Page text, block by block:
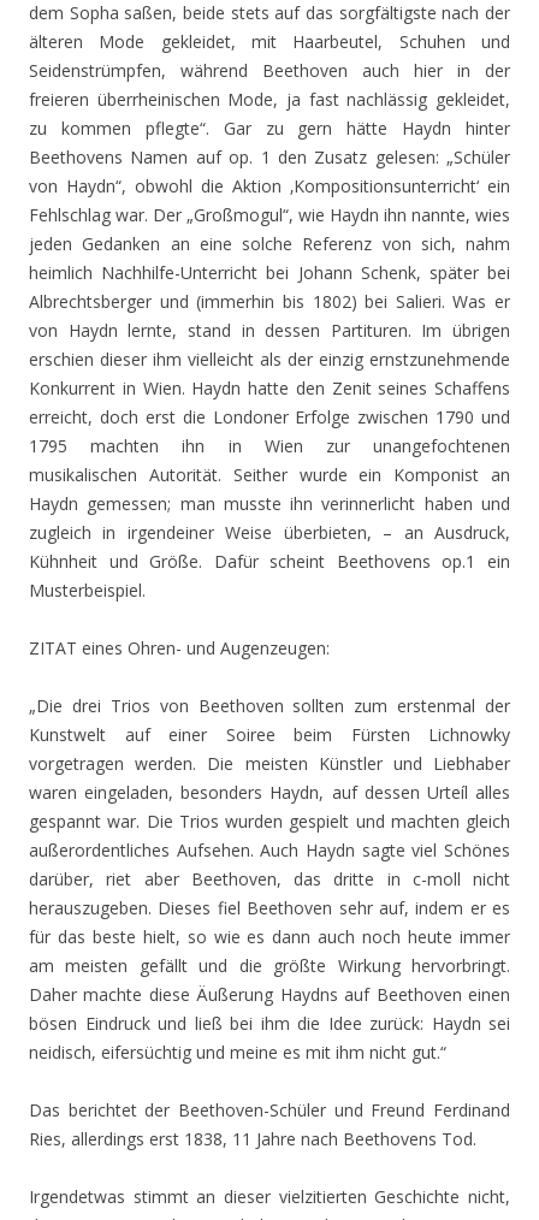
dem Sopha saßen, beide stets auf das sorgfältigste nach der
älteren Mode gekleidet, mit Haarbeutel, Schuhen und
Seidenstrümpfen, während Beethoven auch hier in der
freieren überrheinischen Mode, ja fast nachlässig gekleidet,
zu kommen pflegte“. Gar zu gern hätte Haydn hinter
Beethovens Namen auf op. 1 den Zusatz gelesen: „Schüler
von Haydn“, obwohl die Aktion ‚Kompositionsunterricht‘ ein
Fehlschlag war. Der „Großmogul“, wie Haydn ihn nannte, wies
jeden Gedanken an eine solche Referenz von sich, nahm
heimlich Nachhilfe-Unterricht bei Johann Schenk, später bei
Albrechtsberger und (immerhin bis 1802) bei Salieri. Was er
von Haydn lernte, stand in dessen Partituren. Im übrigen
erschien dieser ihm vielleicht als der einzig ernstzunehmende
Konkurrent in Wien. Haydn hatte den Zenit seines Schaffens
erreicht, doch erst die Londoner Erfolge zwischen 1790 und
1795 machten ihn in Wien zur unangefochtenen
musikalischen Autorität. Seither wurde ein Komponist an
Haydn gemessen; man musste ihn verinnerlicht haben und
zugleich in irgendeiner Weise überbieten, – an Ausdruck,
Kühnheit und Größe. Dafür scheint Beethovens op.1 ein
Musterbeispiel.
ZITAT eines Ohren- und Augenzeugen:
„Die drei Trios von Beethoven sollten zum erstenmal der
Kunstwelt auf einer Soiree beim Fürsten Lichnowky
vorgetragen werden. Die meisten Künstler und Liebhaber
waren eingeladen, besonders Haydn, auf dessen Urteíl alles
gespannt war. Die Trios wurden gespielt und machten gleich
außerordentliches Aufsehen. Auch Haydn sagte viel Schönes
darüber, riet aber Beethoven, das dritte in c-moll nicht
herauszugeben. Dieses fiel Beethoven sehr auf, indem er es
für das beste hielt, so wie es dann auch noch heute immer
am meisten gefällt und die größte Wirkung hervorbringt.
Daher machte diese Äußerung Haydns auf Beethoven einen
bösen Eindruck und ließ bei ihm die Idee zurück: Haydn sei
neidisch, eifersüchtig und meine es mit ihm nicht gut.“
Das berichtet der Beethoven-Schüler und Freund Ferdinand
Ries, allerdings erst 1838, 11 Jahre nach Beethovens Tod.
Irgendetwas stimmt an dieser vielzitierten Geschichte nicht,